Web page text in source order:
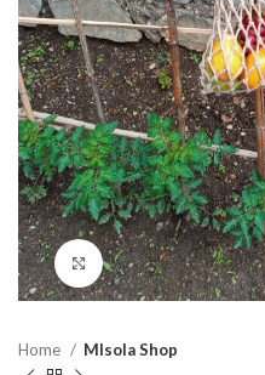
Clicca per ingrandire
Home MIsola Shop